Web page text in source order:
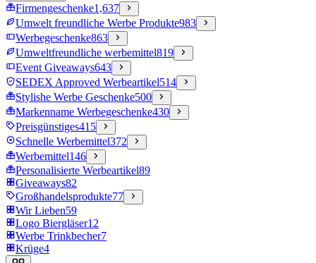
Firmengeschenke1,637
Umwelt freundliche Werbe Produkte983
Werbegeschenke863
Umweltfreundliche werbemittel819
Event Giveaways643
SEDEX Approved Werbeartikel514
Stylishe Werbe Geschenke500
Markenname Werbegeschenke430
Preisgünstiges415
Schnelle Werbemittel372
Werbemittel146
Personalisierte Werbeartikel89
Giveaways82
Großhandelsprodukte77
Wir Lieben59
Logo Biergläser12
Werbe Trinkbecher7
Krüge4